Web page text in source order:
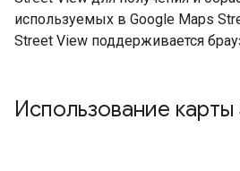
используемых в Google Maps
Street View поддерживается
Использование